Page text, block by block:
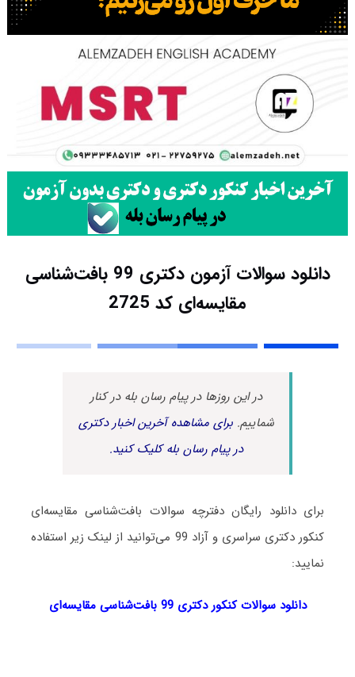
دانلود سوالات آزمون دکتری 99 بافت‌شناسی
مقایسه‌ای کد 2725
در این روزها در پیام رسان بله در کنار
شماییم.برای مشاهده آخرین اخبار دکتری
در پیام رسان بله کلیک کنید.
برای دانلود رایگان دفترچه سوالات بافت‌شناسی مقایسه‌ای
کنکور دکتری سراسری و آزاد 99 می‌توانید از لینک زیر استفاده
نمایید:
دانلود سوالات کنکور دکتری 99 بافت‌شناسی مقایسه‌ای